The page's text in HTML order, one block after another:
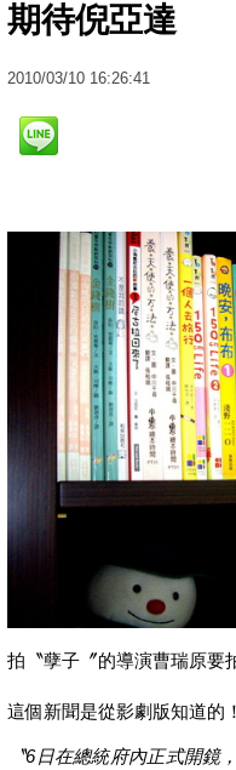
期待倪亞達
2010/03/10 16:26:41
拍〝孽子〞的導演曹瑞原要
這個新聞是從影劇版知道的！
〝6日在總統府內正式開鏡